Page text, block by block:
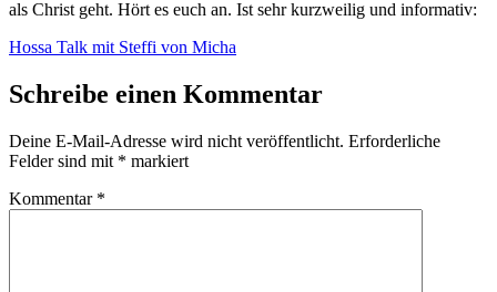
als Christ geht. Hört es euch an. Ist sehr kurzweilig und informativ:
Hossa Talk mit Steffi von Micha
Schreibe einen Kommentar
Deine E-Mail-Adresse wird nicht veröffentlicht. Erforderliche
Felder sind mit * markiert
Kommentar *